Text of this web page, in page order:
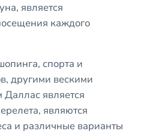
является
каждого
спорта и
другими вескими
является
являются
и различные варианты